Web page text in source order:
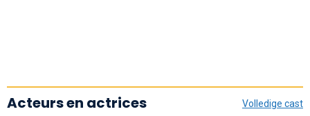
Volledige cast
Acteurs en actrices